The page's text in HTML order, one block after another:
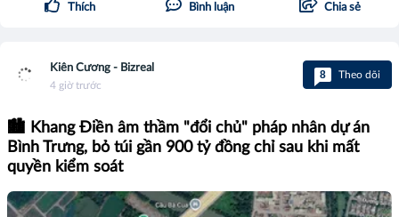
Thích Bình luận Chia sẻ
Kiên Cương - Bizreal
4 giờ trước
8 Theo dõi
🏙️ Khang Điền âm thầm "đổi chủ" pháp nhân dự án
Bình Trưng, bỏ túi gần 900 tỷ đồng chỉ sau khi mất
quyền kiểm soát